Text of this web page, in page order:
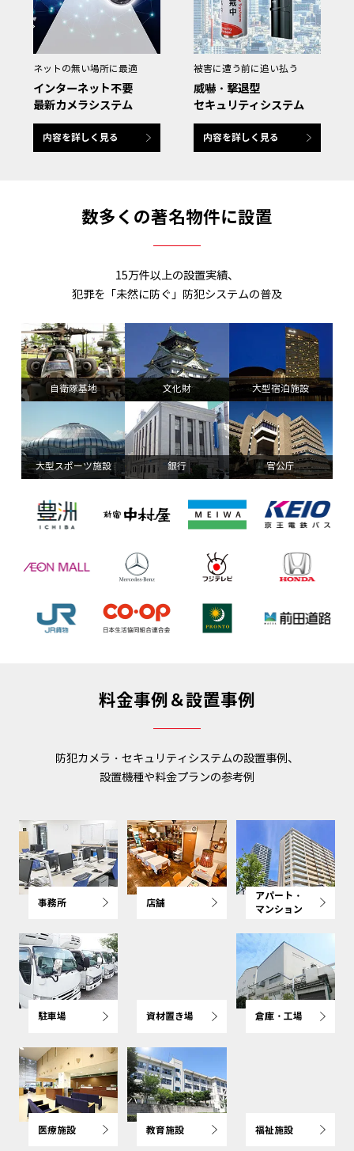
ネットの無い場所に最適
インターネット不要
最新カメラシステム
内容を詳しく見る
被害に遭う前に追い払う
威嚇・撃退型
セキュリティシステム
内容を詳しく見る
数多くの著名物件に設置
15万件以上の設置実績、
犯罪を「未然に防ぐ」防犯システムの普及
自衛隊基地 文化財 大型宿泊施設
大型スポーツ施設 銀行 官公庁
料金事例＆設置事例
防犯カメラ・セキュリティシステムの設置事例、
設置機種や料金プランの参考例
事務所 店舗
アパート・
マンション
駐車場 資材置き場 倉庫・工場
医療施設 教育施設 福祉施設